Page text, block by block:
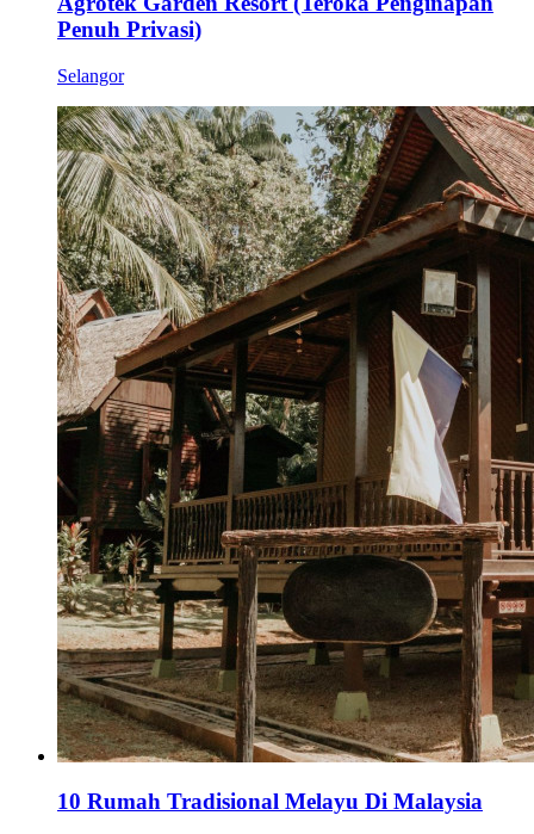
Penuh Privasi)
Selangor
10 Rumah Tradisional Melayu Di Malaysia